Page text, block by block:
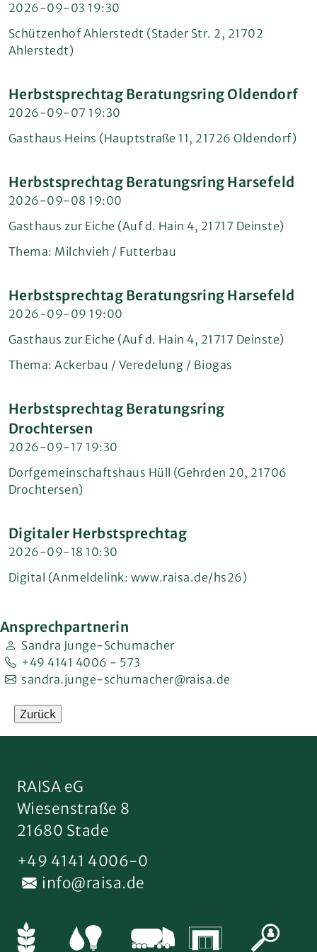
2026-09-03 19:30
Schützenhof Ahlerstedt (Stader Str. 2, 21702
Ahlerstedt)
Herbstsprechtag Beratungsring Oldendorf
2026-09-07 19:30
Gasthaus Heins (Hauptstraße 11, 21726 Oldendorf)
Herbstsprechtag Beratungsring Harsefeld
2026-09-08 19:00
Gasthaus zur Eiche (Auf d. Hain 4, 21717 Deinste)
Thema: Milchvieh / Futterbau
Herbstsprechtag Beratungsring Harsefeld
2026-09-09 19:00
Gasthaus zur Eiche (Auf d. Hain 4, 21717 Deinste)
Thema: Ackerbau / Veredelung / Biogas
Herbstsprechtag Beratungsring
Drochtersen
2026-09-17 19:30
Dorfgemeinschaftshaus Hüll (Gehrden 20, 21706
Drochtersen)
Digitaler Herbstsprechtag
2026-09-18 10:30
Digital (Anmeldelink: www.raisa.de/hs26)
Ansprechpartnerin
Sandra Junge-Schumacher
+49 4141 4006 - 573
sandra.junge-schumacher@raisa.de
Zurück
RAISA eG
Wiesenstraße 8
21680 Stade
+49 4141 4006-0
info@raisa.de